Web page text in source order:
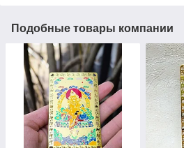
Подобные товары компании